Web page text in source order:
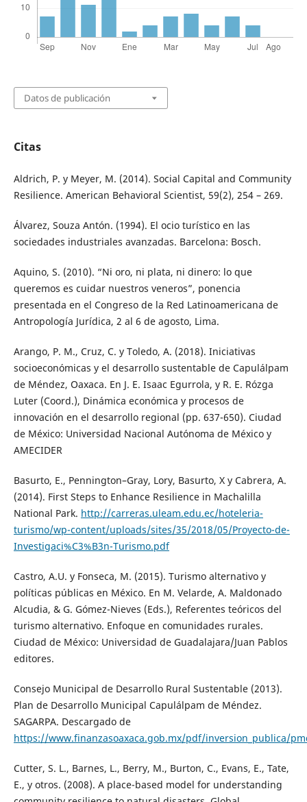
Datos de publicación
Citas
Aldrich, P. y Meyer, M. (2014). Social Capital and Community
Resilience. American Behavioral Scientist, 59(2), 254 – 269.
Álvarez, Souza Antón. (1994). El ocio turístico en las
sociedades industriales avanzadas. Barcelona: Bosch.
Aquino, S. (2010). “Ni oro, ni plata, ni dinero: lo que
queremos es cuidar nuestros veneros”, ponencia
presentada en el Congreso de la Red Latinoamericana de
Antropología Jurídica, 2 al 6 de agosto, Lima.
Arango, P. M., Cruz, C. y Toledo, A. (2018). Iniciativas
socioeconómicas y el desarrollo sustentable de Capulálpam
de Méndez, Oaxaca. En J. E. Isaac Egurrola, y R. E. Rózga
Luter (Coord.), Dinámica económica y procesos de
innovación en el desarrollo regional (pp. 637-650). Ciudad
de México: Universidad Nacional Autónoma de México y
AMECIDER
Basurto, E., Pennington–Gray, Lory, Basurto, X y Cabrera, A.
(2014). First Steps to Enhance Resilience in Machalilla
National Park. http://carreras.uleam.edu.ec/hoteleria-
turismo/wp-content/uploads/sites/35/2018/05/Proyecto-de-
Investigaci%C3%B3n-Turismo.pdf
Castro, A.U. y Fonseca, M. (2015). Turismo alternativo y
políticas públicas en México. En M. Velarde, A. Maldonado
Alcudia, & G. Gómez-Nieves (Eds.), Referentes teóricos del
turismo alternativo. Enfoque en comunidades rurales.
Ciudad de México: Universidad de Guadalajara/Juan Pablos
editores.
Consejo Municipal de Desarrollo Rural Sustentable (2013).
Plan de Desarrollo Municipal Capulálpam de Méndez.
SAGARPA. Descargado de
https://www.finanzasoaxaca.gob.mx/pdf/inversion_publica/
Cutter, S. L., Barnes, L., Berry, M., Burton, C., Evans, E., Tate,
E., y otros. (2008). A place-based model for understanding